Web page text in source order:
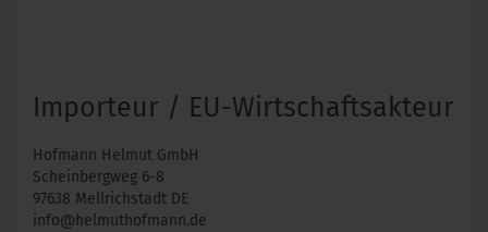
Importeur / EU-Wirtschaftsakteur
Hofmann Helmut GmbH
Scheinbergweg 6-8
97638 Mellrichstadt DE
info@helmuthofmann.de